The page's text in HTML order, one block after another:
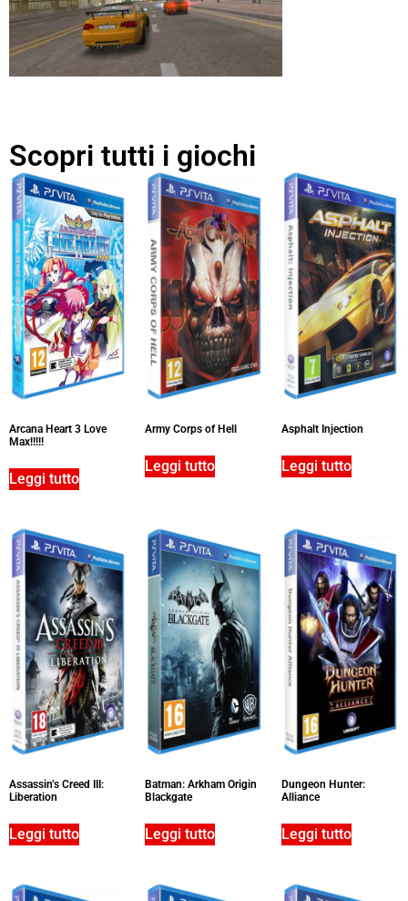
Scopri tutti i giochi
Arcana Heart 3 Love
Max!!!!!
Leggi tutto
Army Corps of Hell
Leggi tutto
Asphalt Injection
Leggi tutto
Assassin’s Creed III:
Liberation
Leggi tutto
Batman: Arkham Origin
Blackgate
Leggi tutto
Dungeon Hunter:
Alliance
Leggi tutto